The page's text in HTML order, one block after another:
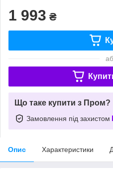
1 993 ₴
Що таке купити з Пром?
Замовлення під захистом
Опис Характеристики